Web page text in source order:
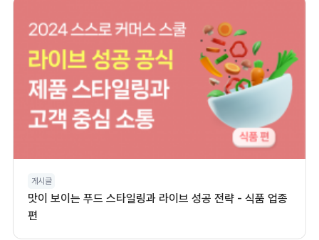
게시글
맛이 보이는 푸드 스타일링과 라이브 성공 전략 - 식품 업종
편